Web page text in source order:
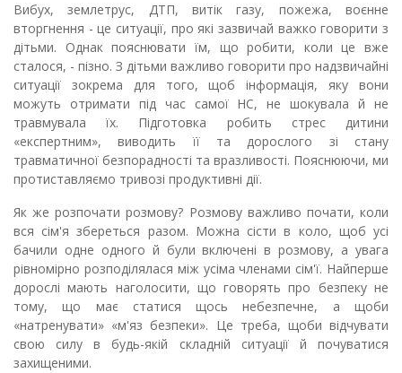
Вибух, землетрус, ДТП, витік газу, пожежа, воєнне
вторгнення - це ситуації, про які зазвичай важко говорити з
дітьми. Однак пояснювати їм, що робити, коли це вже
сталося, - пізно. З дітьми важливо говорити про надзвичайні
ситуації зокрема для того, щоб інформація, яку вони
можуть отримати під час самої НС, не шокувала й не
травмувала їх. Підготовка робить стрес дитини
«експертним», виводить її та дорослого зі стану
травматичної безпорадності та вразливості. Пояснюючи, ми
протиставляємо тривозі продуктивні дії.
Як же розпочати розмову? Розмову важливо почати, коли
вся сім'я збереться разом. Можна сісти в коло, щоб усі
бачили одне одного й були включені в розмову, а увага
рівномірно розподілялася між усіма членами сім'ї. Найперше
дорослі мають наголосити, що говорять про безпеку не
тому, що має статися щось небезпечне, а щоби
«натренувати» «м'яз безпеки». Це треба, щоби відчувати
свою силу в будь-якій складній ситуації й почуватися
захищеними.